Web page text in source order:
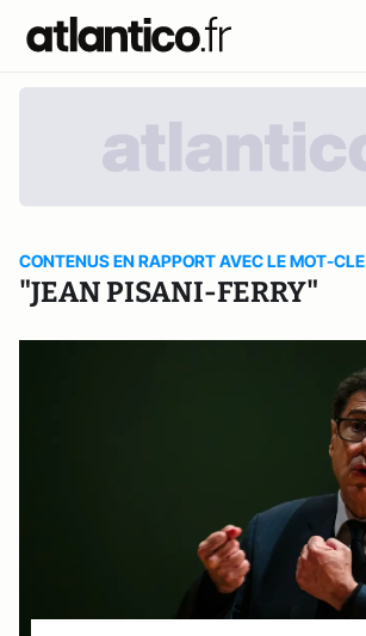
CONTENUS EN RAPPORT AVEC LE MOT-CLE
"JEAN PISANI-FERRY"